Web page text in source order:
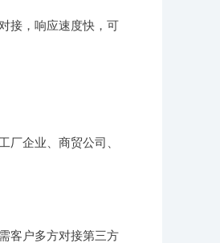
接，响应速度快，可
企业、商贸公司、
客户多方对接第三方